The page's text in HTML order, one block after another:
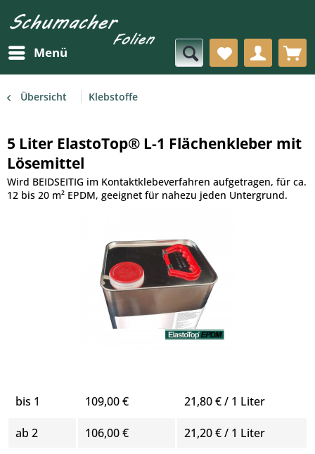
Menü
Übersicht Klebstoffe
5 Liter ElastoTop® L-1 Flächenkleber mit
Lösemittel
Wird BEIDSEITIG im Kontaktklebeverfahren aufgetragen, für ca.
12 bis 20 m² EPDM, geeignet für nahezu jeden Untergrund.
bis 1 109,00 € 21,80 € / 1 Liter
ab 2 106,00 € 21,20 € / 1 Liter